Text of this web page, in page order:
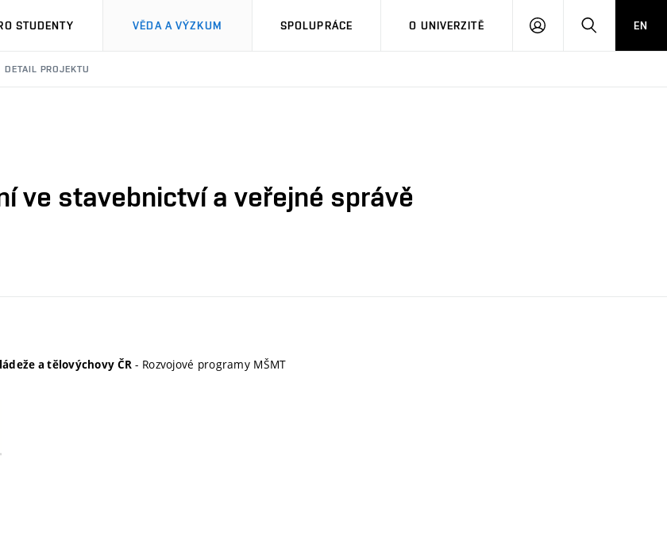
STUDENTY VĚDA A VÝZKUM SPOLUPRÁCE O UNIVERZITĚ
PŘIHLÁSIT HLEDATEN
DETAIL PROJEKTU
ve stavebnictví a veřejné správě
a tělovýchovy ČR - Rozvojové programy MŠMT